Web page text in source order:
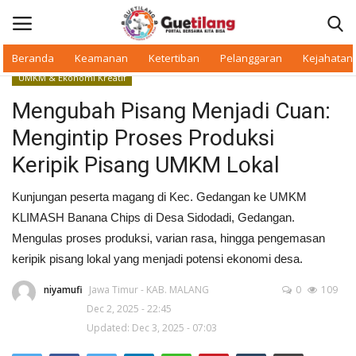
Beranda Keamanan Ketertiban Pelanggaran Kejahatan
Beranda
Daerah
Makan Bergizi
Warkop Digital
Pelanggaran
UMKM & Ekonomi Kreatif
Mengubah Pisang Menjadi Cuan:
Mengintip Proses Produksi
Keripik Pisang UMKM Lokal
Kunjungan peserta magang di Kec. Gedangan ke UMKM
KLIMASH Banana Chips di Desa Sidodadi, Gedangan.
Mengulas proses produksi, varian rasa, hingga pengemasan
keripik pisang lokal yang menjadi potensi ekonomi desa.
niyamufi Jawa Timur - KAB. MALANG
Dec 2, 2025 - 22:45
Updated: Dec 3, 2025 - 07:03
0 109